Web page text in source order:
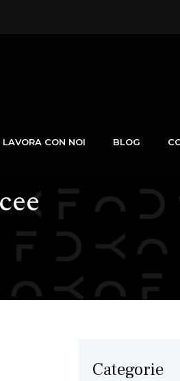
LAVORA CON NOI BLOG
Categorie